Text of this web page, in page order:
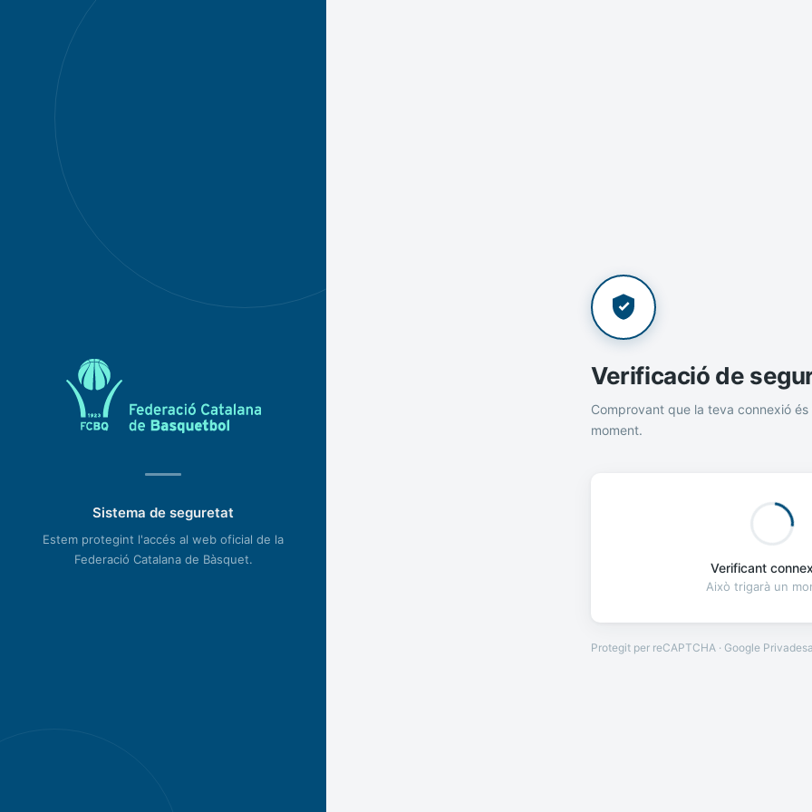
Sistema de seguretat
Estem protegint l'accés al web oficial de la
Federació Catalana de Bàsquet.
Verificació de
Comprovant que la teva connexió és
moment.
Verificant
Això trigarà un
Protegit per reCAPTCHA · Google Privadesa